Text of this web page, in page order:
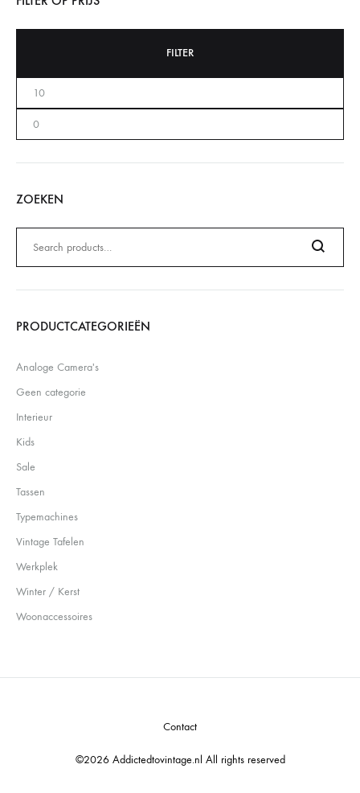
FILTER
ZOEKEN
naar:
Search
PRODUCTCATEGORIEËN
Analoge Camera's
Geen categorie
Interieur
Kids
Sale
Tassen
Typemachines
Vintage Tafelen
Werkplek
Winter / Kerst
Woonaccessoires
©2026 Addictedtovintage.nl All rights reserved
Contact